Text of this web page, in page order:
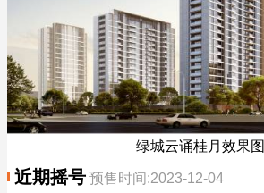
绿城云诵桂月效果图
近期摇号 预售时间:2023-12-04